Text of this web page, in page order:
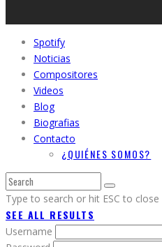
Spotify
Noticias
Compositores
Videos
Blog
Biografias
Contacto
¿QUIÉNES SOMOS?
Type to search or hit ESC to close
SEE ALL RESULTS
Username